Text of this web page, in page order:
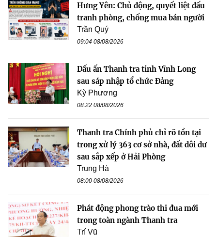
Hưng Yên: Chủ động, quyết liệt đấu
tranh phòng, chống mua bán người
Trần Quý
09:04 08/08/2026
Dấu ấn Thanh tra tỉnh Vĩnh Long
sau sáp nhập tổ chức Đảng
Kỳ Phương
08:22 08/08/2026
Thanh tra Chính phủ chỉ rõ tồn tại
trong xử lý 363 cơ sở nhà, đất dôi dư
sau sắp xếp ở Hải Phòng
Trung Hà
08:00 08/08/2026
Phát động phong trào thi đua mới
trong toàn ngành Thanh tra
Trí Vũ